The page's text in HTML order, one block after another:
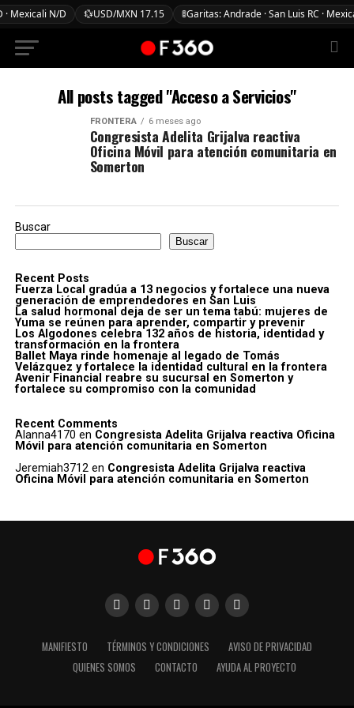
· Mexicali N/D 💱USD/MXN 17.15 🚦Garitas: Andrade · San Luis RC ·
All posts tagged "Acceso a Servicios"
FRONTERA 6 meses ago
Congresista Adelita Grijalva reactiva
Oficina Móvil para atención comunitaria en
Somerton
Buscar
Buscar
Recent Posts
Fuerza Local gradúa a 13 negocios y fortalece una nueva
generación de emprendedores en San Luis
La salud hormonal deja de ser un tema tabú: mujeres de
Yuma se reúnen para aprender, compartir y prevenir
Los Algodones celebra 132 años de historia, identidad y
transformación en la frontera
Ballet Maya rinde homenaje al legado de Tomás
Velázquez y fortalece la identidad cultural en la frontera
Avenir Financial reabre su sucursal en Somerton y
fortalece su compromiso con la comunidad
Recent Comments
Alanna4170 en Congresista Adelita Grijalva reactiva Oficina
Móvil para atención comunitaria en Somerton
Jeremiah3712en Congresista Adelita Grijalva reactiva
Oficina Móvil para atención comunitaria en Somerton
MANIFIESTO TÉRMINOS Y CONDICIONES
AVISO DE PRIVACIDAD
QUIENES SOMOS
CONTACTO AYUDA AL PROYECTO